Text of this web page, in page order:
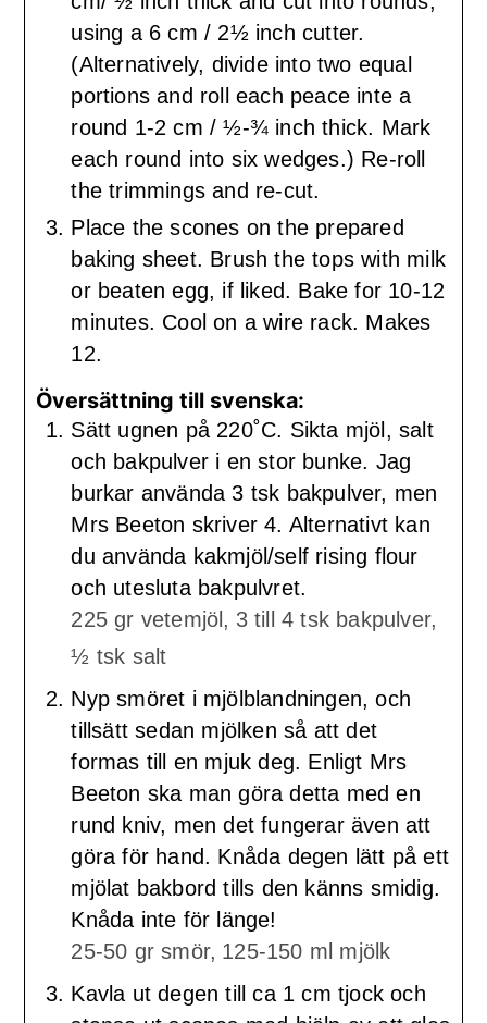
using a 6 cm / 2½ inch cutter.
(Alternatively, divide into two equal
portions and roll each peace inte a
round 1-2 cm / ½-¾ inch thick. Mark
each round into six wedges.) Re-roll
the trimmings and re-cut.
Place the scones on the prepared
baking sheet. Brush the tops with milk
or beaten egg, if liked. Bake for 10-12
minutes. Cool on a wire rack. Makes
12.
Översättning till svenska:
Sätt ugnen på 220˚C. Sikta mjöl, salt
och bakpulver i en stor bunke. Jag
burkar använda 3 tsk bakpulver, men
Mrs Beeton skriver 4. Alternativt kan
du använda kakmjöl/self rising flour
och utesluta bakpulvret.
225 gr vetemjöl, 3 till 4 tsk bakpulver,
½ tsk salt
Nyp smöret i mjölblandningen, och
tillsätt sedan mjölken så att det
formas till en mjuk deg. Enligt Mrs
Beeton ska man göra detta med en
rund kniv, men det fungerar även att
göra för hand. Knåda degen lätt på ett
mjölat bakbord tills den känns smidig.
Knåda inte för länge!
25-50 gr smör, 125-150 ml mjölk
Kavla ut degen till ca 1 cm tjock och